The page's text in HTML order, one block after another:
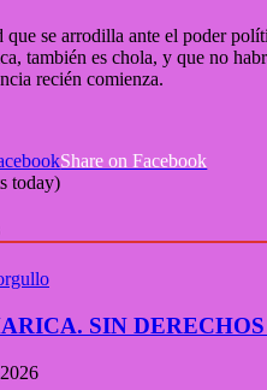
que se arrodilla ante el poder
también es chola, y que no
recién comienza.
Share on Facebook
today)
SIN